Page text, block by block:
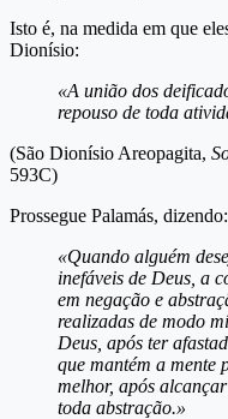
Isto é, na medida em que
Dionísio:
«A união dos
repouso de toda
(São Dionísio Areopagita,
593C)
Prossegue Palamás, dizendo:
«Quando alguém
inefáveis de Deus, a
em negação e
realizadas de modo
Deus, após ter
que mantém a mente
melhor, após
toda abstração.»